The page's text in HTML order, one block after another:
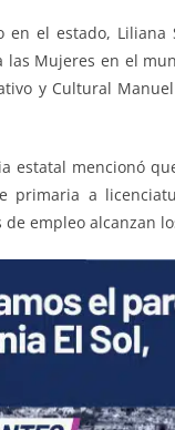
n
k
m
en el estado,
las Mujeres en el
y Cultural
estatal mencionó
primaria a
empleo alcanzan